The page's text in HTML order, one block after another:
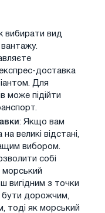
вибирати вид
доставка
Для
може підійти
: Якщо вам
великі відстані,
вибором.
собі
морський
вигідним з точки
бути дорожчим,
тоді як морський